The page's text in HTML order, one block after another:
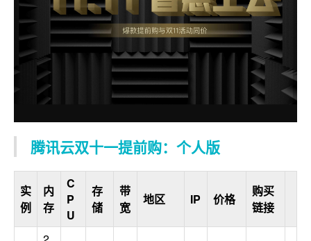
腾讯云双十一提前购：个人版
实
例
内
存
C
P
U
存
储
带
宽
地区 IP 价格
购买
链接